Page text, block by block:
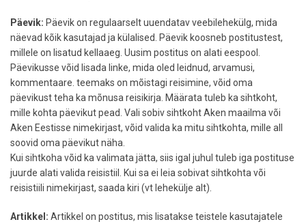
Päevik: Päevik on regulaarselt uuendatav veebilehekülg, mida
näevad kõik kasutajad ja külalised. Päevik koosneb postitustest,
millele on lisatud kellaaeg. Uusim postitus on alati eespool.
Päevikusse võid lisada linke, mida oled leidnud, arvamusi,
kommentaare. teemaks on mõistagi reisimine, võid oma
päevikust teha ka mõnusa reisikirja. Määrata tuleb ka sihtkoht,
mille kohta päevikut pead. Vali sobiv sihtkoht Aken maailma või
Aken Eestisse nimekirjast, võid valida ka mitu sihtkohta, mille all
soovid oma päevikut näha.
Kui sihtkoha võid ka valimata jätta, siis igal juhul tuleb iga postituse
juurde alati valida reisistiil. Kui sa ei leia sobivat sihtkohta või
reisistiili nimekirjast, saada kiri (vt lehekülje alt).
Artikkel: Artikkel on postitus, mis lisatakse teistele kasutajatele